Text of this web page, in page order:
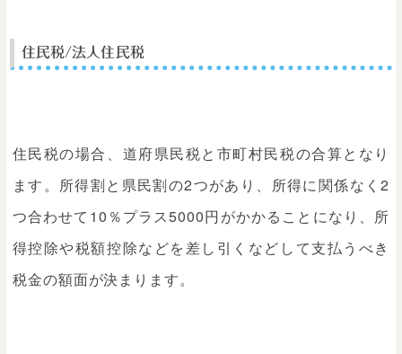
住民税/法人住民税
住民税の場合、道府県民税と市町村民税の合算となり
ます。所得割と県民割の2つがあり、所得に関係なく2
つ合わせて10％プラス5000円がかかることになり、所
得控除や税額控除などを差し引くなどして支払うべき
税金の額面が決まります。